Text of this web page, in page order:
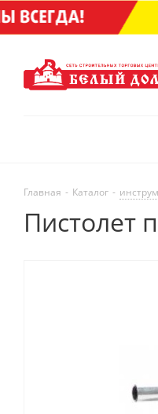
Главная - Каталог -
Пистолет